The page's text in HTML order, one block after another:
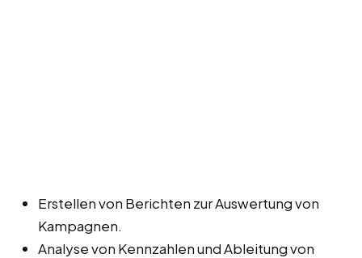
Erstellen von Berichten zur Auswertung von
Kampagnen.
Analyse von Kennzahlen und Ableitung von